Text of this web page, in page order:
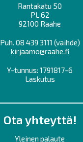
Rantakatu 50
PL 62
92100 Raahe
Puh. 08 439 3111 (vaihde)
kirjaamo@raahe.fi
Y-tunnus: 1791817-6
Laskutus
Ota yhteyttä!
Yleinen palaute